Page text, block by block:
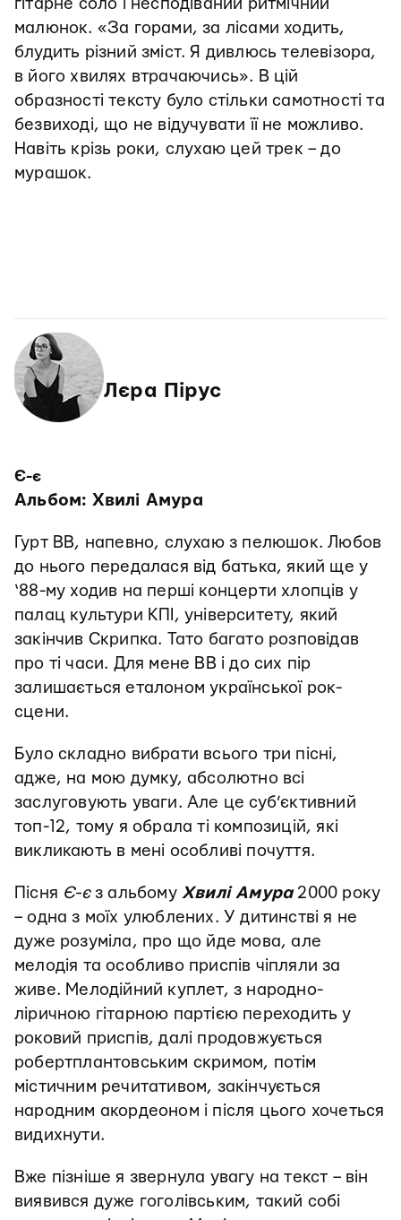
гітарне соло і несподіваний ритмічний
малюнок. «За горами, за лісами ходить,
блудить різний зміст. Я дивлюсь телевізора,
в його хвилях втрачаючись». В цій
образності тексту було стільки самотності та
безвиході, що не відучувати її не можливо.
Навіть крізь роки, слухаю цей трек – до
мурашок.
Лєра Пірус
Є-є
Альбом: Хвилі Амура
Гурт ВВ, напевно, слухаю з пелюшок. Любов
до нього передалася від батька, який ще у
‘88-му ходив на перші концерти хлопців у
палац культури КПІ, університету, який
закінчив Скрипка. Тато багато розповідав
про ті часи. Для мене ВВ і до сих пір
залишається еталоном української рок-
сцени.
Було складно вибрати всього три пісні,
адже, на мою думку, абсолютно всі
заслуговують уваги. Але це суб’єктивний
топ-12, тому я обрала ті композицій, які
викликають в мені особливі почуття.
Пісня Є-єз альбомуХвилі Амура2000 року
– одна з моїх улюблених. У дитинстві я не
дуже розуміла, про що йде мова, але
мелодія та особливо приспів чіпляли за
живе. Мелодійний куплет, з народно-
ліричною гітарною партією переходить у
роковий приспів, далі продовжується
робертплантовським скримом, потім
містичним речитативом, закінчується
народним акордеоном і після цього хочеться
видихнути.
Вже пізніше я звернула увагу на текст – він
виявився дуже гоголівським, такий собі